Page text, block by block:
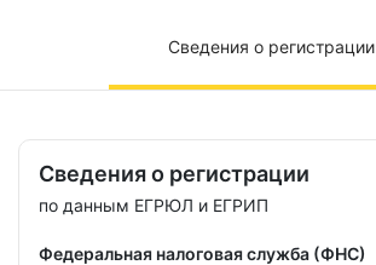
Сведения о регистрации
Сведения о регистрации
по данным ЕГРЮЛ и ЕГРИП
Федеральная налоговая служба (ФНС)